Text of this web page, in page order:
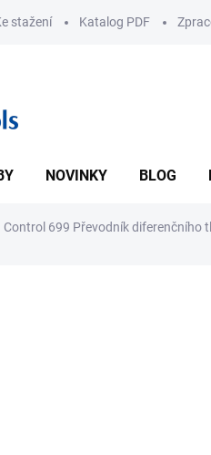
stažení Katalog PDF
NOVINKY BLOG
Control 699 Převodník diferenčního